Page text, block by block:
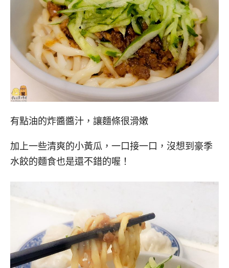
有點油的炸醬醬汁，讓麵條很滑嫩
加上一些清爽的小黃瓜，一口接一口，沒想到豪季
水餃的麵食也是還不錯的喔！